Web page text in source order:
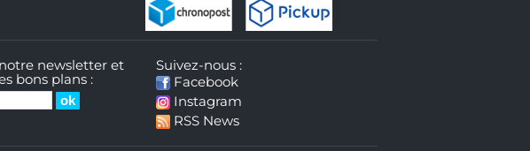
newsletter et
bons plans :
Suivez-nous :
Facebook
Instagram
RSS News